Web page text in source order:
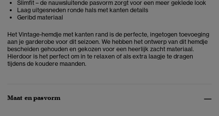
Slimfit – de nauwsluitende pasvorm zorgt voor een meer geklede look
Laag uitgesneden ronde hals met kanten details
Geribd materiaal
Het Vintage-hemdje met kanten rand is de perfecte, ingetogen toevoeging
aan je garderobe voor dit seizoen. We hebben het ontwerp van dit hemdje
bescheiden gehouden en gekozen voor een heerlijk zacht materiaal.
Hierdoor is het perfect om in te relaxen of als extra laagje te dragen
tijdens de koudere maanden.
Maat en pasvorm